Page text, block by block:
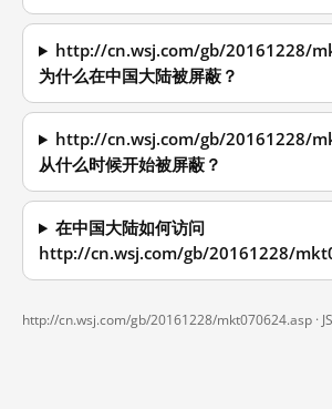
http://cn.wsj.com/gb/20161228/
为什么在中国大陆被屏蔽？
http://cn.wsj.com/gb/20161228/
从什么时候开始被屏蔽？
在中国大陆如何访问
http://cn.wsj.com/gb/20161228/
http://cn.wsj.com/gb/20161228/mkt070624.asp ·